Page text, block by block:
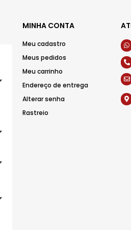
MINHA CONTA
Meu cadastro
Meus pedidos
Meu carrinho
Endereço de entrega
Alterar senha
Rastreio